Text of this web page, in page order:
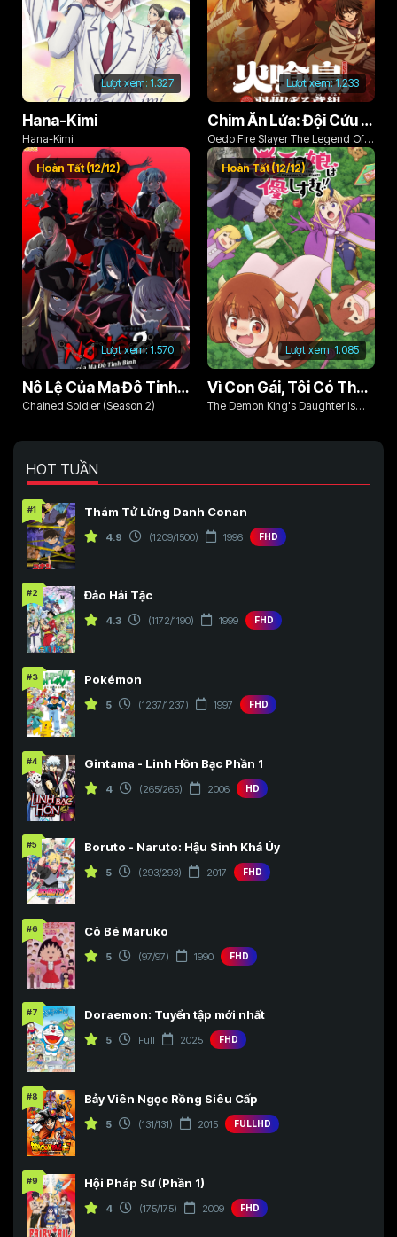
Lượt xem: 1.327
Hana-Kimi
Hana-Kimi
Lượt xem:1.233
Chim Ăn Lửa: Đội Cứu Hỏa Rách Rưới Vùng Ushu
Oedo Fire Slayer The Legend Of
Phoenix
Lượt xem: 1.570
Hoàn Tất (12/12)
Nô Lệ Của Ma Đô Tinh Binh (Phần 2)
Chained Soldier (Season 2)
Lượt xem:1.085
Hoàn Tất (12/12)
Vì Con Gái, Tôi Có Thể Đánh Bại Cả Ma Vương
The Demon King's Daughter Is
HOT TUẦN
#1 Thám Tử Lừng Danh Conan
4.9 (1209/1500) 1996 FHD
#2 Đảo Hải Tặc
4.3 (1172/1190) 1999 FHD
#3 Pokémon
5 (1237/1237) 1997 FHD
#4 Gintama - Linh Hồn Bạc Phần 1
4 (265/265) 2006 HD
#5 Boruto - Naruto: Hậu Sinh Khả Úy
5 (293/293) 2017 FHD
#6 Cô Bé Maruko
5 (97/97) 1990 FHD
#7 Doraemon: Tuyển tập mới nhất
5 Full 2025 FHD
#8 Bảy Viên Ngọc Rồng Siêu Cấp
5 (131/131) 2015 FULLHD
#9 Hội Pháp Sư (Phần 1)
4 (175/175) 2009 FHD